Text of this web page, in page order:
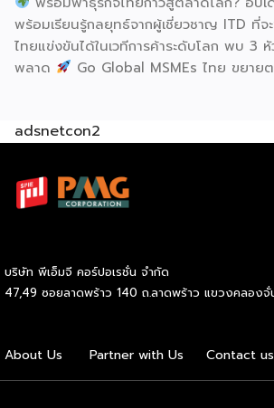
พร้อมเรียนรู้กลยุทธ์จากผู้เชี่ยวชาญ ITD ที่จะ
ไทยแข่งขันได้ในเวทีการค้าระดับโลก พบ 3
พลาด
Go Global MSMEs ไทย ขยาย
Commerce เปิดตลาดจีน ติดอาวุธ SMEs
ธุรกิจ ผู้ประกอบการ และผู้ที่กำลังวางแผนข
สิงหาคม 2569 | 10.00 – 12.15 น.
adsnetcon2
บริษัท พีเอ็มจี คอร์ปอเรชั่น จำกัด
47,49 ซอยลาดพร้าว 140 ถ.ลาดพร้าว แขวงคลองจั่
About Us Partner with Us Contact us